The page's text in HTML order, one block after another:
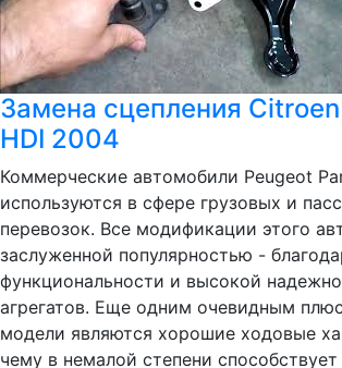
Замена сцепления
HDI 2004
Коммерческие автомобили Peugeot
используются в сфере грузовых и
перевозок. Все модификации этого
заслуженной популярностью -
функциональности и высокой
агрегатов. Еще одним очевидным
модели являются хорошие ходовые
чему в немалой степени